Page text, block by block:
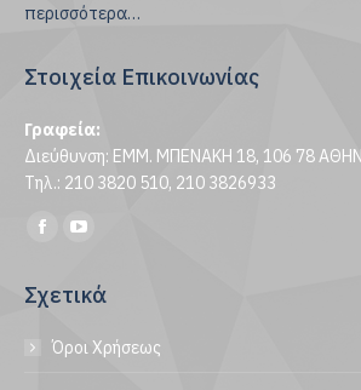
περισσότερα…
Στοιχεία Επικοινωνίας
Γραφεία:
Διεύθυνση: ΕΜΜ. ΜΠΕΝΑΚΗ 18, 106 78
Τηλ.: 210 3820 510, 210 3826933
Find us on:
Facebook
opens
in
opens
Σχετικά
Όροι Χρήσεως